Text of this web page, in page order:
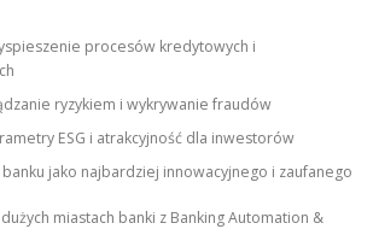
procesów kredytowych i
ryzykiem i wykrywanie fraudów
ESG i atrakcyjność dla inwestorów
jako najbardziej innowacyjnego i zaufanego
miastach banki z Banking Automation &